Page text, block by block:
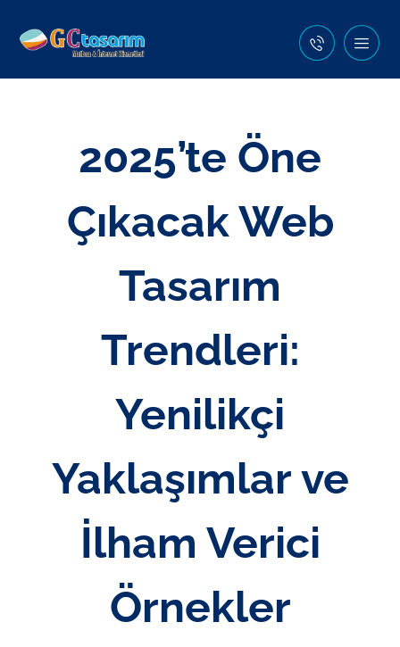
2025’te Öne
Çıkacak Web
Tasarım
Trendleri:
Yenilikçi
Yaklaşımlar ve
İlham Verici
Örnekler